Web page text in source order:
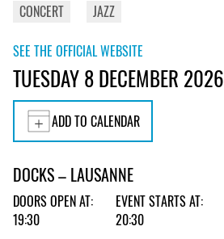
CONCERT
JAZZ
SEE THE OFFICIAL WEBSITE
TUESDAY 8 DECEMBER 2026
ADD TO CALENDAR
DOCKS – LAUSANNE
DOORS OPEN AT:
19:30
EVENT STARTS AT:
20:30